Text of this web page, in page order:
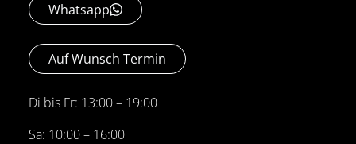
Whatsapp
Auf Wunsch Termin
Di bis Fr: 13:00 – 19:00
Sa: 10:00 – 16:00